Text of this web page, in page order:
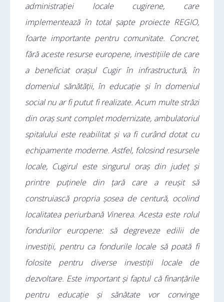
administrației locale cugirene, care
implementează în total șapte proiecte REGIO,
foarte importante pentru comunitate. Concret,
fără aceste resurse europene, investițiile de care
a beneficiat orașul Cugir în infrastructură, în
domeniul sănătății, în educație și în domeniul
social nu ar fi putut fi realizate. Acum multe străzi
din oraș sunt complet modernizate, ambulatoriul
spitalului este reabilitat și va fi curând dotat cu
echipamente moderne. Astfel, folosind resursele
locale, Cugirul este singurul oraș din județ și
printre puținele din țară care a reușit să
construiască propria șosea de centură, ocolind
localitatea periurbană Vinerea. Acesta este rolul
fondurilor europene: să degreveze edilii de
investiții, pentru ca fondurile locale să poată fi
folosite pentru diverse investiții locale de
dezvoltare. Este important și faptul că finanțările
pentru educație și sănătate vor convinge